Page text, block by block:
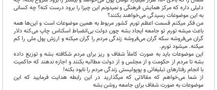
دلیلی داره که مرکز همایش فرهنگی و نمیدونم این چیزا را برود درست کنه؟ چه کسانی
به این موضوعات رسیدگی می‌خواهند بکنند؟
من فکر میکنم قسمت اعظم تورم کشور مربوط به همین موضوعات است و این‌ها همه
باعث میشه تورم تو جامعه ایجاد بشه چون دولت بی‌انضباط اسکناس چاپ می‌کنه دلار
گران می‌فروشه سکه گران می‌فروشه زندگی مردم را گران میکنه و ارزش پول ملی را کم
میکنه. میشود تورم.
این موضوعات باید به صورت کاملاً شفاف و ریز برای مردم شکافته بشه و توزیع داده
بشه تا مردم از حکومت و از مجلس و از دولت مطالبه بکنند و اجازه ندهند که حاکمیت
با انجام رفتارهای تبلیغاتی و پوپولیستی زندگی مردم را نابود بکنه!
از شما می‌خواهم که مقالاتی که میگذارید در این رابطه هدایت فرمایید که این
موضوعات به صورت شفاف برای جامعه روشن بشه